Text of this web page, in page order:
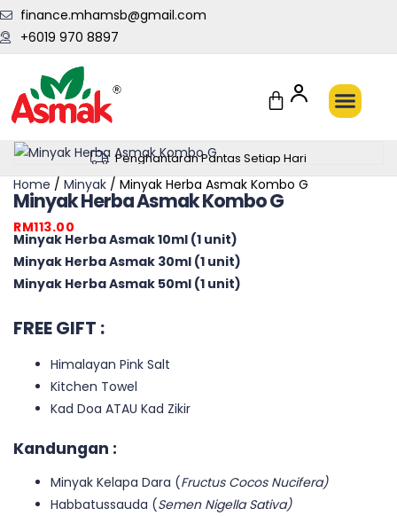
+6019 970 8897
finance.mhamsb@gmail.com
Penghantaran Pantas Setiap Hari
Home / Minyak / Minyak Herba Asmak Kombo G
Minyak Herba Asmak Kombo G
RM113.00
Minyak Herba Asmak 10ml (1 unit)
Minyak Herba Asmak 30ml (1 unit)
Minyak Herba Asmak 50ml (1 unit)
FREE GIFT :
Himalayan Pink Salt
Kitchen Towel
Kad Doa ATAU Kad Zikir
Kandungan :
Minyak Kelapa Dara (Fructus Cocos Nucifera)
Habbatussauda (Semen Nigella Sativa)